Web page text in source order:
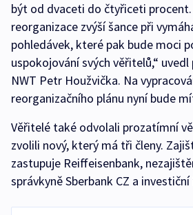
být od dvaceti do čtyřiceti
reorganizace zvýší šance při
pohledávek, které pak bude moci
uspokojování svých věřitelů,“
NWT Petr Houžvička. Na
reorganizačního plánu nyní bude
Věřitelé také odvolali prozatímní
zvolili nový, který má tři členy.
zastupuje Reiffeisenbank,
správkyně Sberbank CZ a